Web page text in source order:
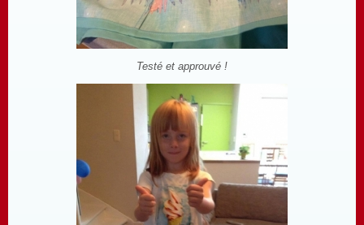
Testé et approuvé !